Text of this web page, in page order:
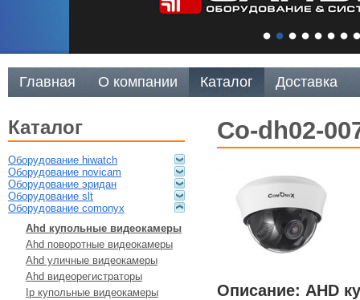
Главная О компании Каталог Доставка
каталог
оборудование hiwatch
оборудование novicam
оборудование эридан
оборудование slt
оборудование comonyx
ahd купольные видеокамеры
ahd поворотные видеокамеры
ahd уличные видеокамеры
ahd видеорегистраторы
ip купольные видеокамеры
co-dh02-
Описание: AHD